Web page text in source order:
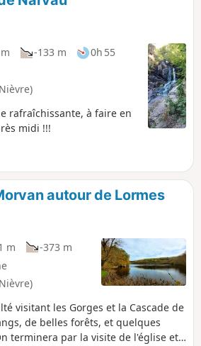
-133 m
0h 55
rafraîchissante, à faire en
midi !!!
autour de Lormes
m
-373 m
visitant les Gorges et la Cascade de
de belles forêts, et quelques
terminera par la visite de l'église et